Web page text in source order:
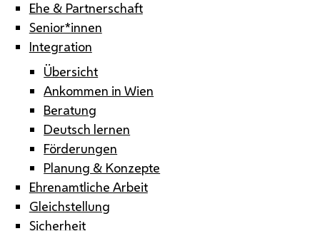
Ehe & Partnerschaft
Senior*innen
Integration
Übersicht
Ankommen in Wien
Beratung
Deutsch lernen
Förderungen
Planung & Konzepte
Ehrenamtliche Arbeit
Gleichstellung
Sicherheit